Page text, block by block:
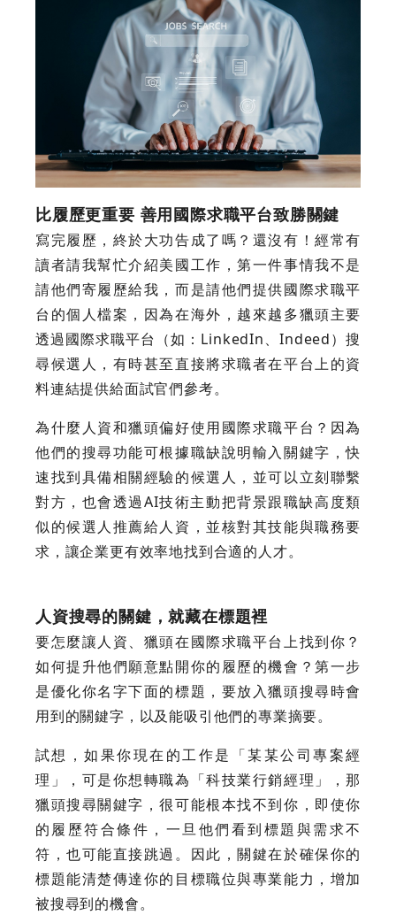
比履歷更重要 善用國際求職平台致勝關鍵
寫完履歷，終於大功告成了嗎？還沒有！經常有
讀者請我幫忙介紹美國工作，第一件事情我不是
請他們寄履歷給我，而是請他們提供國際求職平
台的個人檔案，因為在海外，越來越多獵頭主要
透過國際求職平台（如：LinkedIn、Indeed）搜
尋候選人，有時甚至直接將求職者在平台上的資
料連結提供給面試官們參考。
為什麼人資和獵頭偏好使用國際求職平台？因為
他們的搜尋功能可根據職缺說明輸入關鍵字，快
速找到具備相關經驗的候選人，並可以立刻聯繫
對方，也會透過AI技術主動把背景跟職缺高度類
似的候選人推薦給人資，並核對其技能與職務要
求，讓企業更有效率地找到合適的人才。
人資搜尋的關鍵，就藏在標題裡
要怎麼讓人資、獵頭在國際求職平台上找到你？
如何提升他們願意點開你的履歷的機會？第一步
是優化你名字下面的標題，要放入獵頭搜尋時會
用到的關鍵字，以及能吸引他們的專業摘要。
試想，如果你現在的工作是「某某公司專案經
理」，可是你想轉職為「科技業行銷經理」，那
獵頭搜尋關鍵字，很可能根本找不到你，即使你
的履歷符合條件，一旦他們看到標題與需求不
符，也可能直接跳過。因此，關鍵在於確保你的
標題能清楚傳達你的目標職位與專業能力，增加
被搜尋到的機會。